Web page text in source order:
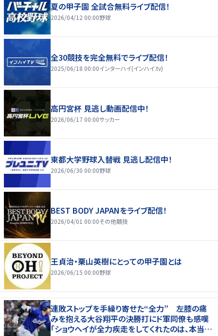
夏の甲子園 全試合無料ライブ配信！
2026/04/12 00:00野球
全30競技を完全無料でライブ配信！
2025/06/18 00:00インターハイ(インハイ.tv)
高円宮杯 見逃し動画配信中！
2026/06/17 00:00サッカー
東都大学野球入替戦 見逃し配信中！
2026/06/30 00:00野球
BEST BODY JAPANをライブ配信！
2026/04/01 00:00その他競技
王貞治・栗山英樹にとっての甲子園とは
2026/06/15 00:00野球
連敗ストップを手繰り寄せた“全力” 左膝の痛
みを抱える大谷翔平の決勝打にド軍同僚も感嘆
「ショウヘイが全力疾走をしてくれたのは、本当に